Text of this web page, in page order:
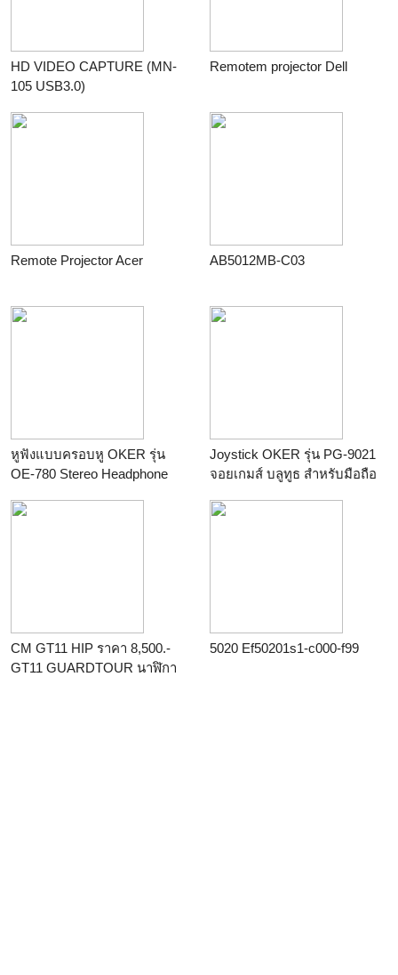
HD VIDEO CAPTURE (MN-
105 USB3.0)
Compatible 4K USB 3.0
Remotem projector Dell
Remote Projector Acer AB5012MB-C03
หูฟังแบบครอบหู OKER รุ่น
OE-780 Stereo Headphone
Joystick OKER รุ่น PG-9021
จอยเกมส์ บลูทูธ สำหรับมือถือ
Windows ขนาดเล็กพกพา
CM GT11 HIP ราคา 8,500.-
GT11 GUARDTOUR นาฬิกา
5020 Ef50201s1-c000-f99